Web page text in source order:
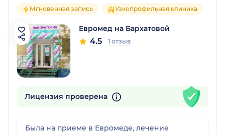
Мгновенная запись Узкопрофильная клиника
Евромед на Бархатовой
4.5 1 отзыв
Лицензия проверена
Была на приеме в Евромеде, лечение